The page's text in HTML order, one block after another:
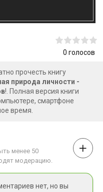
0 голосов
прочесть книгу
природа личности -
!. Полная версия книги
смартфоне
время.
менее 50
модерацию.
нет, но вы